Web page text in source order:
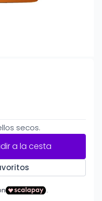
secos.
a la cesta